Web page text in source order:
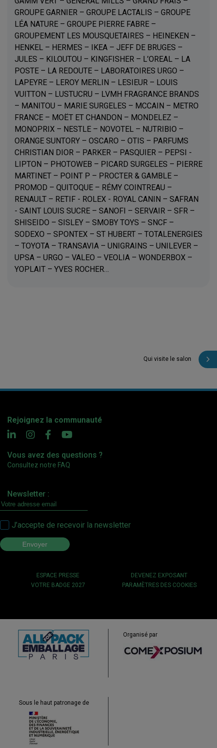
GROUPE GARNIER – GROUPE LACTALIS – GROUPE
LÉA NATURE – GROUPE PIERRE FABRE –
GROUPEMENT LES MOUSQUETAIRES – HEINEKEN –
HENKEL – HERMES – IKEA – JEFF DE BRUGES –
JULES – KILOUTOU – KINGFISHER – L’OREAL – LA
POSTE – LA REDOUTE – LABORATOIRES URGO –
LAPEYRE – LEROY MERLIN – LESIEUR – LOUIS
VUITTON – LUSTUCRU – LVMH FRAGRANCE BRANDS
– MANITOU – MARIE SURGELES – MCCAIN – METRO
FRANCE – MOËT ET CHANDON – MONDELEZ –
MONOPRIX – NESTLE – NOVOTEL – NUTRIBIO –
ORANGE SUNTORY – OSCARO – OTIS – PARFUMS
CHRISTIAN DIOR – PARKER – PASQUIER – PEPSI -
LIPTON – PHOTOWEB – PICARD SURGELES – PIERRE
MARTINET – POINT P – PROCTER & GAMBLE –
PROMOD – QUITOQUE – RÉMY COINTREAU –
RENAULT – RETIF - ROLEX - ROYAL CANIN – SAFRAN
- SAINT LOUIS SUCRE – SANOFI – SERVAIR – SFR –
SHISEIDO – SISLEY – SMOBY TOYS – SNCF –
SODEXO – SPONTEX – ST HUBERT – TOTALENERGIES
– TOYOTA – TRANSAVIA – UNIGRAINS – UNILEVER –
UPSA – URGO – VALEO – VEOLIA – WONDERBOX –
YOPLAIT – YVES ROCHER…
Qui visite le salon
Rejoignez la communauté
Vous avez des questions ?
Consultez notre FAQ
Newsletter :
J’accepte de recevoir la newsletter
ESPACE PRESSE
DEVENEZ EXPOSANT
VOTRE BADGE 2027
PARAMÈTRES DES COOKIES
Organisé par
Sous le haut patronage de